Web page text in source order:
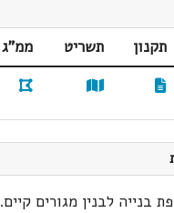
תקנון תשריט ממ"ג
בנייה לבנין מגורים קיים.